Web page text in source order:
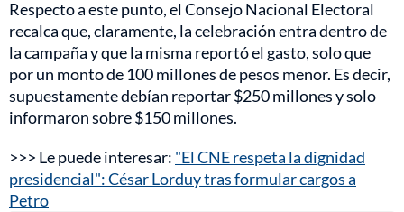
Respecto a este punto, el Consejo Nacional Electoral
recalca que, claramente, la celebración entra dentro de
la campaña y que la misma reportó el gasto, solo que
por un monto de 100 millones de pesos menor. Es decir,
supuestamente debían reportar $250 millones y solo
informaron sobre $150 millones.
>>> Le puede interesar: "El CNE respeta la dignidad
presidencial": César Lorduy tras formular cargos a
Petro